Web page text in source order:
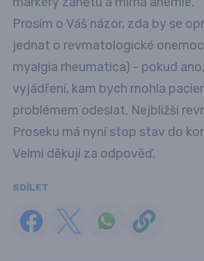
Prosím o Váš názor, zda by se
jednat o revmatologické
myalgia rheumatica) - pokud
vyjádření, kam bych mohla
problémem odeslat. Nejbližší
Proseku má nyní stop stav do
Velmi děkuji za odpověď.
SDÍLET